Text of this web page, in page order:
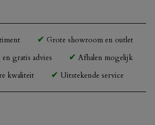
Grote showroom en outlet
gratis advies
Afhalen mogelijk
kwaliteit
Uitstekende service